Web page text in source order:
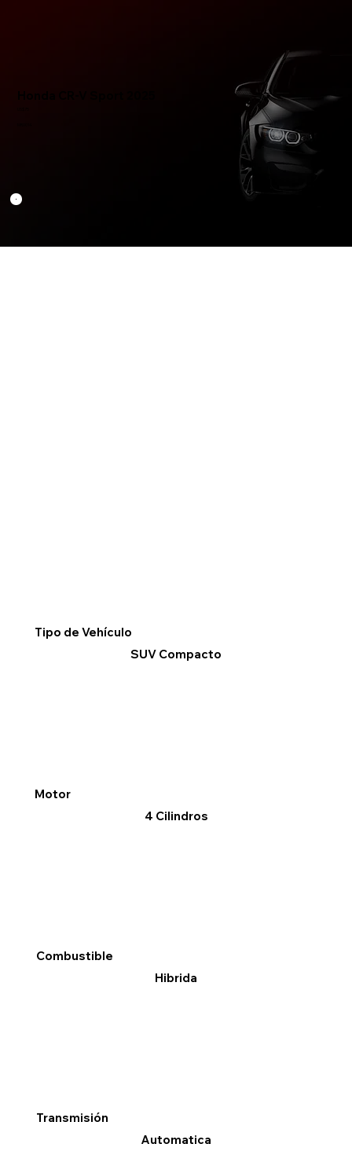
Tipo de Vehículo
SUV Compacto
Motor
4 Cilindros
Combustible
Hibrida
Transmisión
Automatica